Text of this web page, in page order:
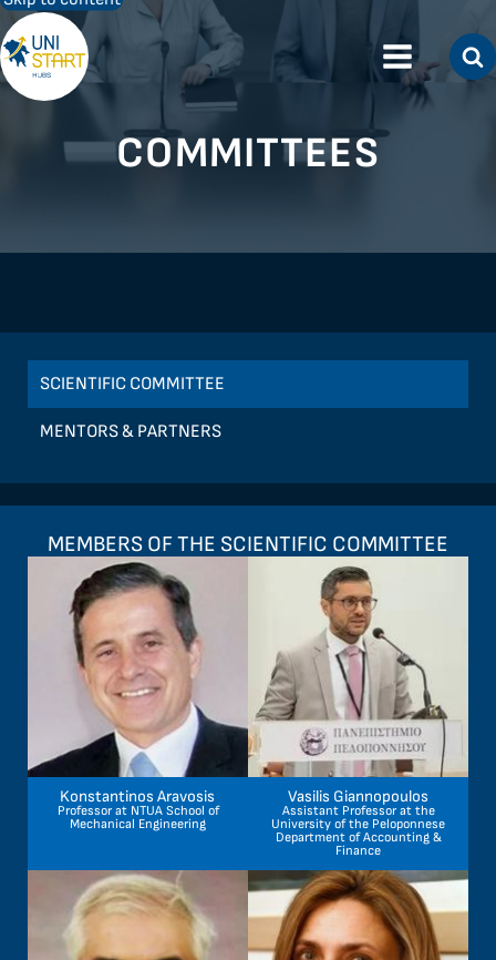
COMMITTEES
SCIENTIFIC COMMITTEE
MENTORS & PARTNERS
MEMBERS OF THE SCIENTIFIC COMMITTEE
Konstantinos Aravosis
Professor at NTUA School of
Mechanical Engineering
Vasilis Giannopoulos
Assistant Professor at the
University of the Peloponnese
Department of Accounting &
Finance